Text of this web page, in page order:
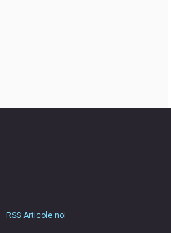
· RSS Articole noi